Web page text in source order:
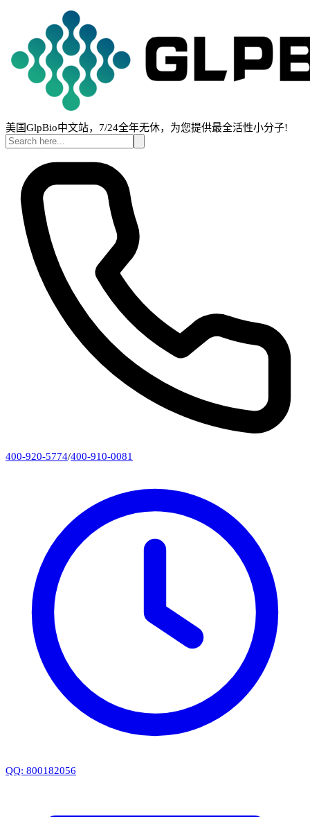
美国GlpBio中文站，7/24全年无休，为您提供最全活性小分子!
400-920-5774/400-910-0081
QQ: 800182056